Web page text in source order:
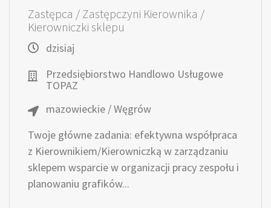
Zastępca / Zastępczyni Kierownika /
Kierowniczki sklepu
dzisiaj
Przedsiębiorstwo Handlowo Usługowe
TOPAZ
mazowieckie / Węgrów
Twoje główne zadania: efektywna współpraca
z Kierownikiem/Kierowniczką w zarządzaniu
sklepem wsparcie w organizacji pracy zespołu i
planowaniu grafików...